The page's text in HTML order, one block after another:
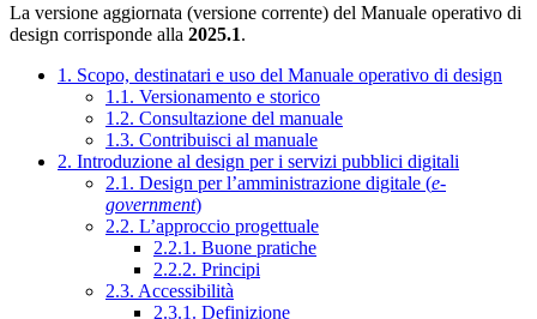
La versione aggiornata (versione corrente) del Manuale operativo di
design corrisponde alla 2025.1.
1. Scopo, destinatari e uso del Manuale operativo di design
1.1. Versionamento e storico
1.2. Consultazione del manuale
1.3. Contribuisci al manuale
2. Introduzione al design per i servizi pubblici digitali
2.1. Design per l’amministrazione digitale (e-
government)
2.2. L’approccio progettuale
2.2.1. Buone pratiche
2.2.2. Principi
2.3. Accessibilità
2.3.1. Definizione